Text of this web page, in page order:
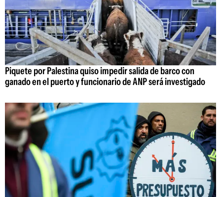
Piquete por Palestina quiso impedir salida de barco con
ganado en el puerto y funcionario de ANP será investigado